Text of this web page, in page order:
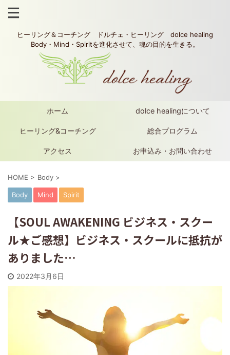
ヒーリング＆コーチング ドルチェ・ヒーリング dolce healing
Body・Mind・Spiritを進化させて、魂の目的を生きる。
ホーム dolce healingについて
ヒーリング&コーチング 総合プログラム
アクセス お申込み・お問い合わせ
HOME > Body >
Body Mind Spirit
【SOUL AWAKENING ビジネス・スクー
ル★ご感想】ビジネス・スクールに抵抗が
ありました…
2022年3月6日